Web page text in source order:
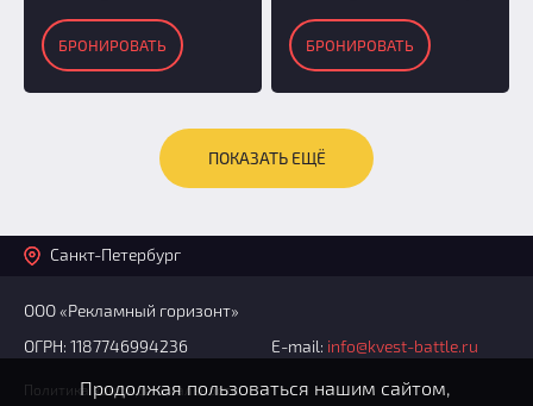
БРОНИРОВАТЬ БРОНИРОВАТЬ
ПОКАЗАТЬ ЕЩЁ
Санкт-Петербург
ООО «Рекламный горизонт»
ОГРН: 1187746994236
E-mail: info@kvest-battle.ru
Политика конфиденциальности
Продолжая пользоваться нашим сайтом,